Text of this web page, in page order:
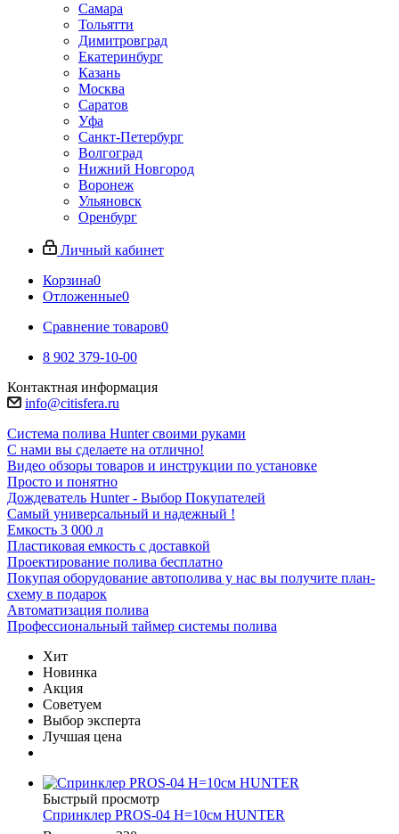
Самара
Тольятти
Димитровград
Екатеринбург
Казань
Москва
Саратов
Уфа
Санкт-Петербург
Волгоград
Нижний Новгород
Воронеж
Ульяновск
Оренбург
Личный кабинет
Корзина0
Отложенные0
Сравнение товаров0
8 902 379-10-00
Контактная информация
info@citisfera.ru
Система полива Hunter своими руками
С нами вы сделаете на отлично!
Видео обзоры товаров и инструкции по установке
Просто и понятно
Дождеватель Hunter - Выбор Покупателей
Самый универсальный и надежный !
Емкость 3 000 л
Пластиковая емкость с доставкой
Проектирование полива бесплатно
Покупая оборудование автополива у нас вы получите план-
схему в подарок
Автоматизация полива
Профессиональный таймер системы полива
Хит
Новинка
Акция
Советуем
Выбор эксперта
Лучшая цена
Быстрый просмотр
Спринклер PROS-04 Н=10см HUNTER